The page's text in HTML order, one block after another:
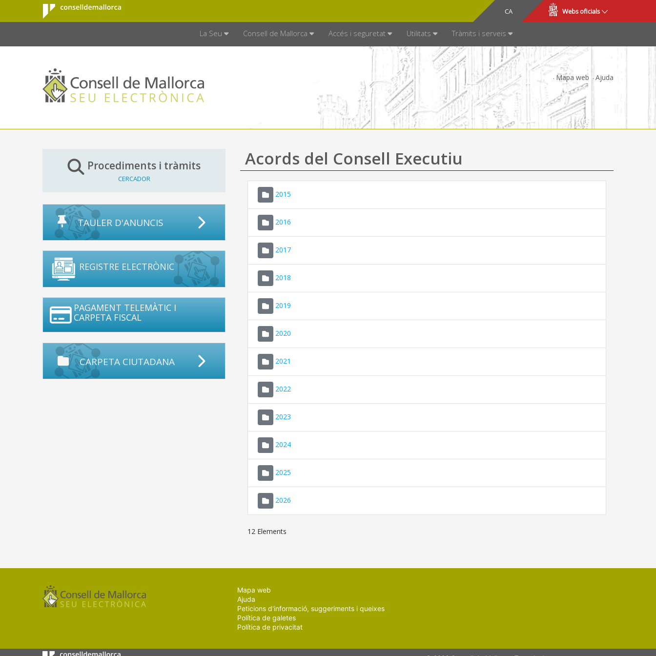
Salta al contingut principal
Consell de
Mallorca
CA
ES Webs oficials
La Seu Consell de Mallorca Accés i seguretat Utilitats Tràmits i serveis
Mapa web Ajuda
Procediments i tràmits
CERCADOR
TAULER D'ANUNCIS
REGISTRE ELECTRÒNIC
PAGAMENT TELEMÀTIC I
CARPETA FISCAL
CARPETA CIUTADANA
Acords del Consell Executiu
2015
2016
2017
2018
2019
2020
2021
2022
2023
2024
2025
2026
12 Elements
Mapa web
Ajuda
Peticions d'informació, suggeriments i queixes
Política de galetes
Política de privacitat